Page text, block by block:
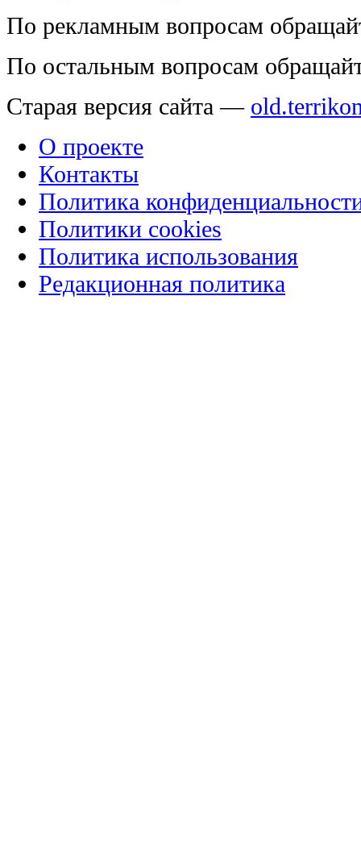
По рекламным вопросам
По остальным вопросам
Старая версия сайта —
О проекте
Контакты
Политика
Политики cookies
Политика использования
Редакционная политика